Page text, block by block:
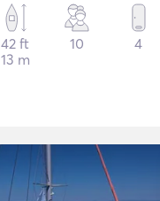
42 ft
13 m
10 4